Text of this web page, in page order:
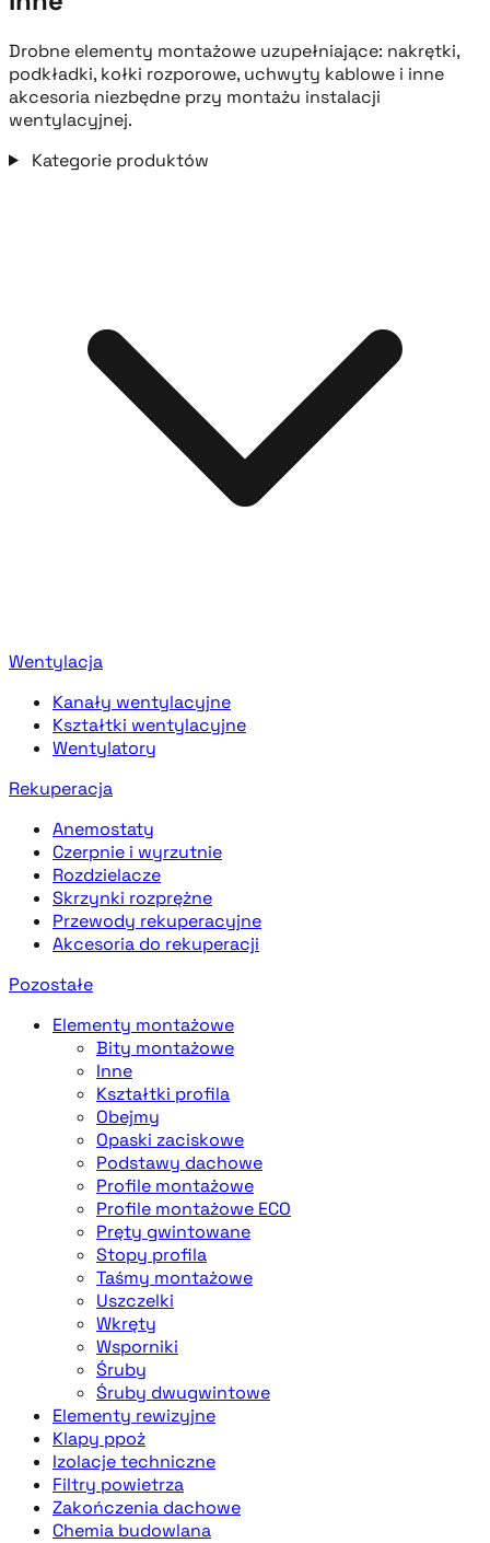
Drobne elementy montażowe uzupełniające: nakrętki,
podkładki, kołki rozporowe, uchwyty kablowe i inne
akcesoria niezbędne przy montażu instalacji
wentylacyjnej.
Kategorie produktów
Wentylacja
Kanały wentylacyjne
Kształtki wentylacyjne
Wentylatory
Rekuperacja
Anemostaty
Czerpnie i wyrzutnie
Rozdzielacze
Skrzynki rozprężne
Przewody rekuperacyjne
Akcesoria do rekuperacji
Pozostałe
Elementy montażowe
Bity montażowe
Inne
Kształtki profila
Obejmy
Opaski zaciskowe
Podstawy dachowe
Profile montażowe
Profile montażowe ECO
Pręty gwintowane
Stopy profila
Taśmy montażowe
Uszczelki
Wkręty
Wsporniki
Śruby
Śruby dwugwintowe
Elementy rewizyjne
Klapy ppoż
Izolacje techniczne
Filtry powietrza
Zakończenia dachowe
Chemia budowlana